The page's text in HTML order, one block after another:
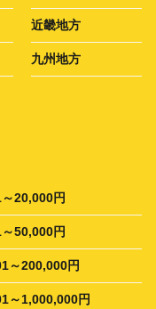
近畿地方
九州地方
20,000円
50,000円
～200,000円
～1,000,000円